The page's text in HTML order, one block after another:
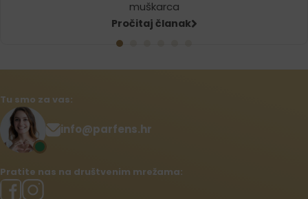
muškarca
Pročitaj članak
Tu smo za vas:
info@parfens.hr
Pratite nas na društvenim mrežama: